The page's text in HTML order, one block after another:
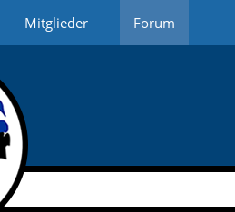
Mitglieder Forum